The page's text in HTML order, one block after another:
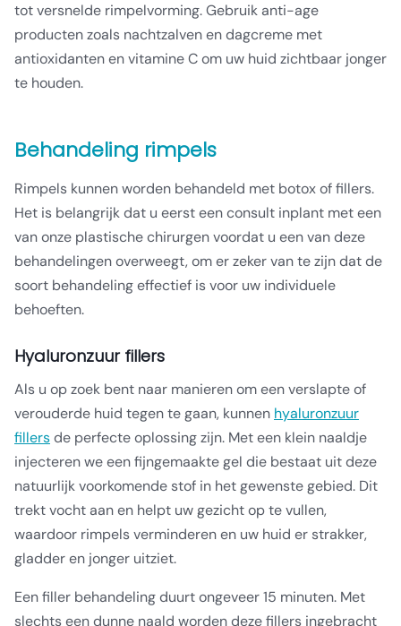
tot versnelde rimpelvorming. Gebruik anti-age
producten zoals nachtzalven en dagcreme met
antioxidanten en vitamine C om uw huid zichtbaar jonger
te houden.
Behandeling rimpels
Rimpels kunnen worden behandeld met botox of fillers.
Het is belangrijk dat u eerst een consult inplant met een
van onze plastische chirurgen voordat u een van deze
behandelingen overweegt, om er zeker van te zijn dat de
soort behandeling effectief is voor uw individuele
behoeften.
Hyaluronzuur fillers
Als u op zoek bent naar manieren om een verslapte of
verouderde huid tegen te gaan, kunnen hyaluronzuur
fillersde perfecte oplossing zijn. Met een klein naaldje
injecteren we een fijngemaakte gel die bestaat uit deze
natuurlijk voorkomende stof in het gewenste gebied. Dit
trekt vocht aan en helpt uw gezicht op te vullen,
waardoor rimpels verminderen en uw huid er strakker,
gladder en jonger uitziet.
Een filler behandeling duurt ongeveer 15 minuten. Met
slechts een dunne naald worden deze fillers ingebracht